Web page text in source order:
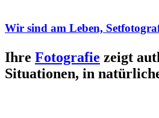
Wir sind am Leben,
Ihre Fotografie zeigt
Situationen, in